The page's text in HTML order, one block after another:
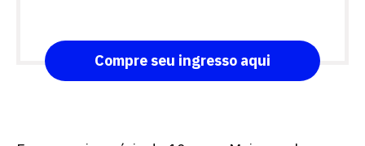
Compre seu ingresso aqui